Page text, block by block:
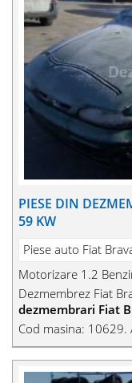
PIESE DIN
59 KW
Piese auto Fiat
Motorizare 1.2
Dezmembrez Fiat
dezmembrari Fiat
Cod masina: